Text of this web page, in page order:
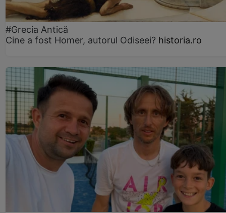
#Grecia Antică
Cine a fost Homer, autorul Odiseei? historia.ro